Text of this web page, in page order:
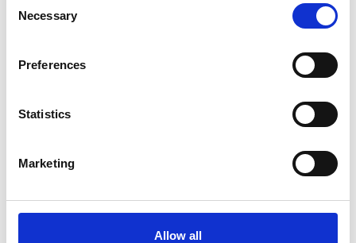
Selection
Necessary
Preferences
Statistics
Marketing
Allow all
“Vi sono infatti nel Notebook felliniano alcune
delle costruzioni e dell’astronave del Mastorna;
della ricerca, tra dei forzuti popolani, di volti di
notturna a un Colosseo misteriosamente animato
di vizio e di solitudine; di una giornata del regista
conoscenze, aspiranti a una “comparsata” nel suo
prossimo film – in cui Fellini, come si è detto, non
di dare il proprio mondo fantastico come
oggettivo. Così scopriamo […] che quel succedersi
di […] esasperate visioni surreali, di sesso e di